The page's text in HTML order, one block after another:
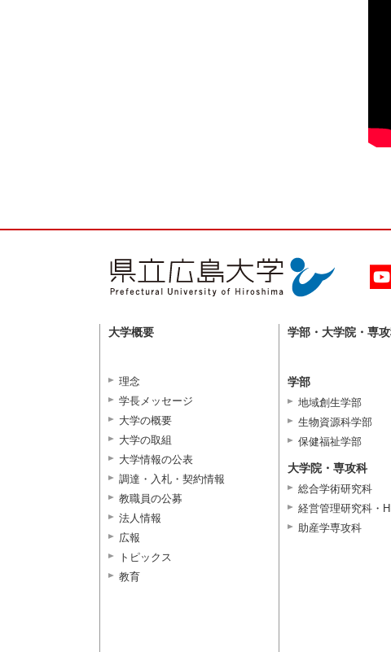
大学概要
理念
学長メッセージ
大学の概要
大学の取組
大学情報の公表
調達・入札・契約情報
教職員の公募
法人情報
広報
トピックス
教育
学部・大学院・専
学部
地域創生学部
生物資源科学部
保健福祉学部
大学院・専攻科
総合学術研究科
経営管理研究科・
助産学専攻科